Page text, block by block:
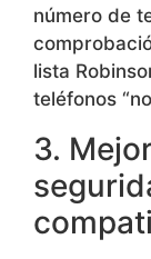
número de
lista
teléfonos
3.